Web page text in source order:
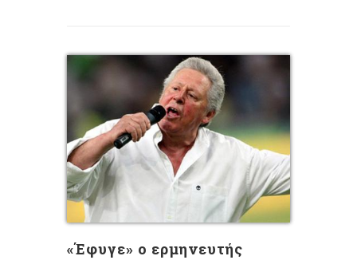
«Έφυγε» ο ερμηνευτής